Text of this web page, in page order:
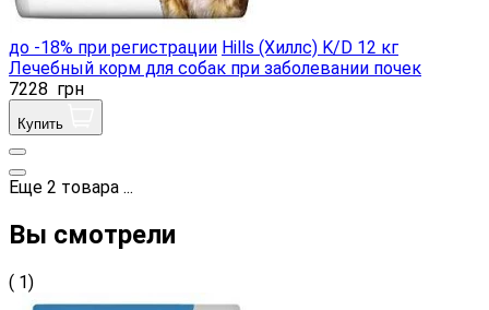
до -18% при регистрации Hills (Хиллс) K/D 12 кг
Лечебный корм для собак при заболевании почек
7228 грн
Купить
Еще 2 товара ...
Вы смотрели
( 1)